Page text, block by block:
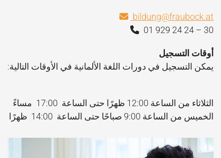
bildung@fraubock.at
01 929 24 24 – 30
أوقات التسجيل
يمكن التسجيل في دورات اللغة الألمانية في الأوقات التالية:
الثلاثاء من الساعة 12:00 ظهرًا حتى الساعة 17:00 مساءً
الخميس من الساعة 9:00 صباحًا حتى الساعة 14:00 ظهرًا